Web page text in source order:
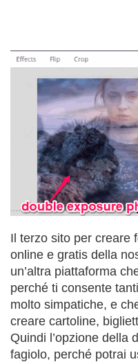
Il terzo sito per creare
online e gratis della
un’altra piattaforma
perché ti consente
molto simpatiche, e
creare cartoline,
Quindi l’opzione della
fagiolo, perché potrai